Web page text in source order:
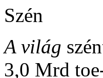
Szén
A világ
3,0 Mrd